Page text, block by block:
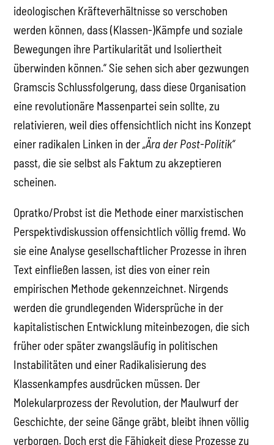
ideologischen Kräfteverhältnisse so verschoben
werden können, dass (Klassen-)Kämpfe und soziale
Bewegungen ihre Partikularität und Isoliertheit
überwinden können.“ Sie sehen sich aber gezwungen
Gramscis Schlussfolgerung, dass diese Organisation
eine revolutionäre Massenpartei sein sollte, zu
relativieren, weil dies offensichtlich nicht ins Konzept
einer radikalen Linken in der„Ära der Post-Politik“
passt, die sie selbst als Faktum zu akzeptieren
scheinen.
Opratko/Probst ist die Methode einer marxistischen
Perspektivdiskussion offensichtlich völlig fremd. Wo
sie eine Analyse gesellschaftlicher Prozesse in ihren
Text einfließen lassen, ist dies von einer rein
empirischen Methode gekennzeichnet. Nirgends
werden die grundlegenden Widersprüche in der
kapitalistischen Entwicklung miteinbezogen, die sich
früher oder später zwangsläufig in politischen
Instabilitäten und einer Radikalisierung des
Klassenkampfes ausdrücken müssen. Der
Molekularprozess der Revolution, der Maulwurf der
Geschichte, der seine Gänge gräbt, bleibt ihnen völlig
verborgen. Doch erst die Fähigkeit diese Prozesse zu